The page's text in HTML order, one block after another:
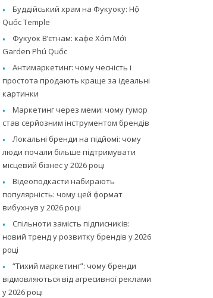
Буддійський храм на Фукуоку: Hộ
Quốc Temple
Фукуок В’єтнам: кафе Xóm Mới
Garden Phú Quốc
Антимаркетинг: чому чесність і
простота продають краще за ідеальні
картинки
Маркетинг через меми: чому гумор
став серйозним інструментом брендів
Локальні бренди на підйомі: чому
люди почали більше підтримувати
місцевий бізнес у 2026 році
Відеоподкасти набирають
популярність: чому цей формат
вибухнув у 2026 році
Спільноти замість підписників:
новий тренд у розвитку брендів у 2026
році
“Тихий маркетинг”: чому бренди
відмовляються від агресивної реклами
у 2026 році